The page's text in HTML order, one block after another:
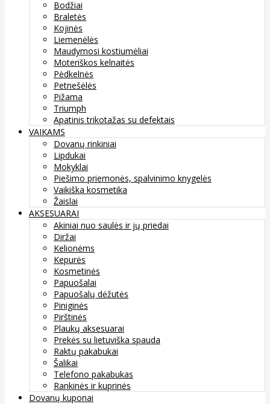
Bodžiai
Braletės
Kojinės
Liemenėlės
Maudymosi kostiumėliai
Moteriškos kelnaitės
Pėdkelnės
Petnešėlės
Pižama
Triumph
Apatinis trikotažas su defektais
VAIKAMS
Dovanų rinkiniai
Lipdukai
Mokyklai
Piešimo priemonės, spalvinimo knygelės
Vaikiška kosmetika
Žaislai
AKSESUARAI
Akiniai nuo saulės ir jų priedai
Diržai
Kelionėms
Kepurės
Kosmetinės
Papuošalai
Papuošalų dėžutės
Piniginės
Pirštinės
Plaukų aksesuarai
Prekės su lietuviška spauda
Raktų pakabukai
Šalikai
Telefono pakabukas
Rankinės ir kuprinės
Dovanų kuponai